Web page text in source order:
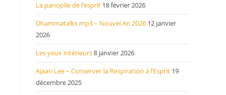
La panoplie de l’esprit 18 février 2026
Dhammatalks mp3 – Nouvel An 2026 12 janvier
2026
Les yeux intérieurs8 janvier 2026
Ajaan Lee – Conserver la Respiration à l’Esprit 19
décembre 2025